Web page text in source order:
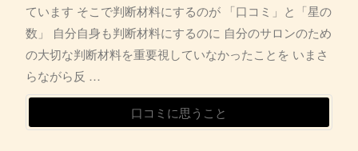
ています そこで判断材料にするのが 「口コミ」と「星の
数」 自分自身も判断材料にするのに 自分のサロンのため
の大切な判断材料を重要視していなかったことを いまさ
らながら反 …
口コミに思うこと